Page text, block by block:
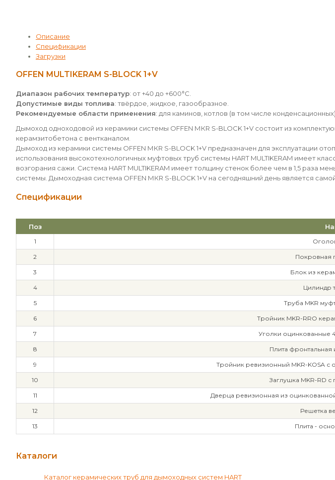
Описание
Спецификации
Загрузки
OFFEN MULTIKERAM S-BLOCK 1+V
Диапазон рабочих температур: от +40 до +600°С.
Допустимые виды топлива: твёрдое, жидкое, газообразное.
Рекомендуемые области применения: для каминов, котлов (в том числе
Дымоход одноходовой из керамики системы OFFEN МКR S-BLOCK 1+V состоит из
керамзитобетона с вентканалом.
Дымоход из керамики системы OFFEN МКR S-BLOCK 1+V предназначен для эксплуатации
использования высокотехнологичных муфтовых труб системы HART MULTIKERAM имеет
возгорания сажи. Система HART MULTIKERAM имеет толщину стенок более чем в 1,5 раза
системы. Дымоходная система OFFEN МКR S-BLOCK 1+V на сегодняшний день является
Спецификации
Поз
1
2 Покровная
3 Блок из
4 Цилиндр
5 Труба MKR
6 Тройник MKR-RRO
7 Уголки оцинкованные
8 Плита фронтальная
9 Тройник ревизионный MKR-KOSA с
10 Заглушка MKR-RD
11 Дверца ревизионная из
12 Решетка
13 Плита -
Каталоги
Каталог керамических труб для дымоходных систем HART